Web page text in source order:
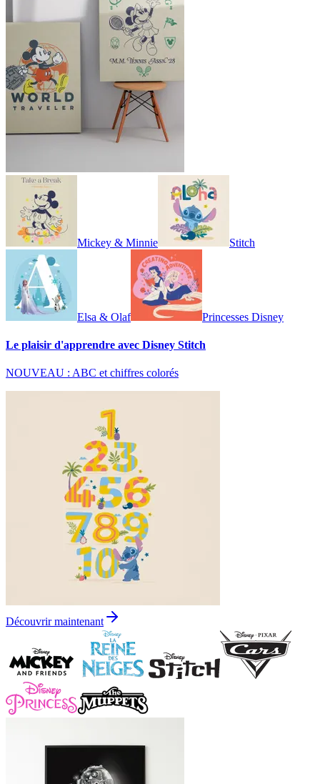
Mickey & Minnie Stitch
Elsa & Olaf Princesses Disney
Le plaisir d'apprendre avec Disney Stitch
NOUVEAU : ABC et chiffres colorés
Découvrir maintenant